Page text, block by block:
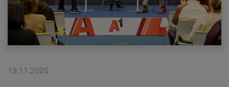
Поддршка
Надополни кредит
19.11.2025